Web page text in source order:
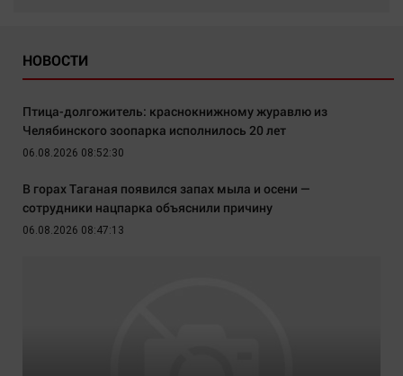
НОВОСТИ
Птица-долгожитель: краснокнижному журавлю из
Челябинского зоопарка исполнилось 20 лет
06.08.2026 08:52:30
В горах Таганая появился запах мыла и осени —
сотрудники нацпарка объяснили причину
06.08.2026 08:47:13